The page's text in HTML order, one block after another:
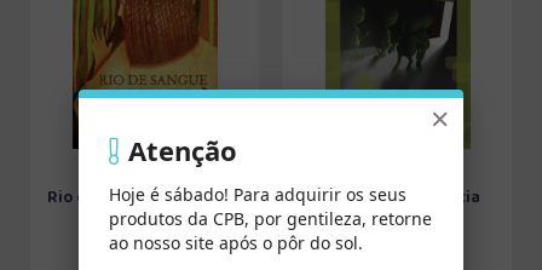
Rio de Sangue e de Amor
e Outros Contos
Saída de Emergência
×
Atenção
Hoje é sábado! Para adquirir os seus
produtos da CPB, por gentileza, retorne
ao nosso site após o pôr do sol.